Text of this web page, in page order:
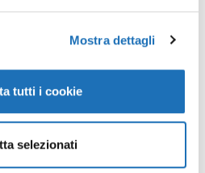
Mostra dettagli
tutti i cookie
selezionati